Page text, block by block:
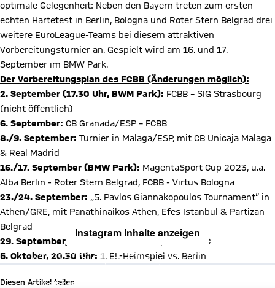
optimale Gelegenheit: Neben den Bayern treten zum ersten
echten Härtetest in Berlin, Bologna und Roter Stern Belgrad drei
weitere EuroLeague-Teams bei diesem attraktiven
Vorbereitungsturnier an. Gespielt wird am 16. und 17.
September im BMW Park.
Der Vorbereitungsplan des FCBB (Änderungen möglich):
2. September (17.30 Uhr, BWM Park): FCBB – SIG Strasbourg
(nicht öffentlich)
6. September: CB Granada/ESP – FCBB
8./9. September: Turnier in Malaga/ESP, mit CB Unicaja Malaga
& Real Madrid
16./17. September (BMW Park): MagentaSport Cup 2023, u.a.
Alba Berlin - Roter Stern Belgrad, FCBB - Virtus Bologna
23./24. September: „5. Pavlos Giannakopoulos Tournament“ in
Athen/GRE, mit Panathinaikos Athen, Efes Istanbul & Partizan
Belgrad
29. September, 20 Uhr: 1. BBL-Heimspiel vs. MBC
5. Oktober, 20.30 Uhr: 1. EL-Heimspiel vs. Berlin
Instagram Inhalte anzeigen
Mit Klick auf den Button ermöglichen Sie es diesem sozialen
Netzwerk, Ihre Daten (z. B. IP-Adresse) mit Hilfe von Cookies zu
verarbeiten. Vorher kann das soziale Netzwerk keine Daten über Sie
alle Inhalte des sozialen Netzwerks auf unserer Website gespeichert
Diesen Artikel teilen